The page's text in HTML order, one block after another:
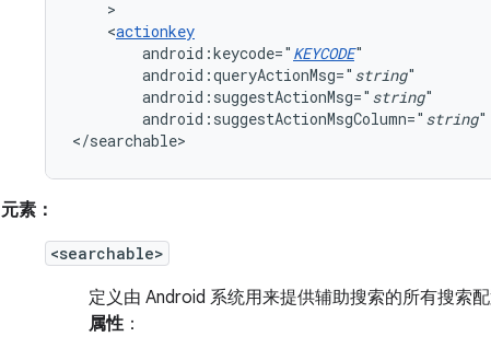
<actionkey
android:keycode=" KEYCODE
android:queryActionMsg=" string
android:suggestActionMsg=" string
android:suggestActionMsgColumn=" string"
</searchable>
元素：
<searchable>
定义由 Android 系统用来提供辅助搜索的所有搜索配
属性：